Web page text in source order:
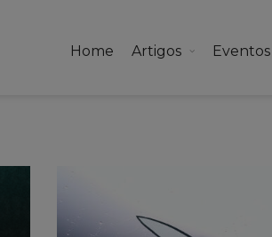
Home Artigos Eventos